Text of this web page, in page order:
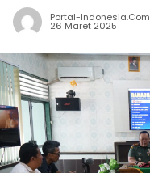
Portal-Indonesia.com
26 Maret 2025